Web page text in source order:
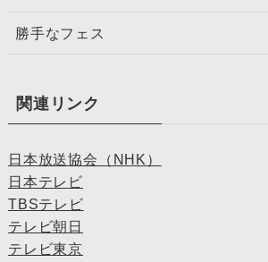
勝手なフェス
関連リンク
日本放送協会（NHK）
日本テレビ
TBSテレビ
テレビ朝日
テレビ東京